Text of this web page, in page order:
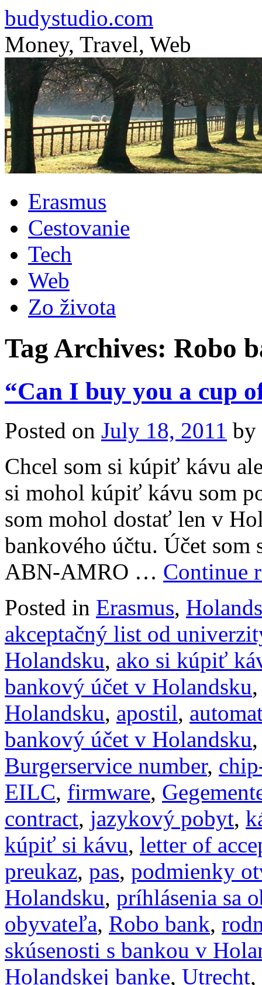
budystudio.com
Money, Travel, Web
to
contentErasmus
Cestovanie
Tech
Web
Zo života
Tag Archives: Robo
“Can I buy you a cup
Posted on July 18, 2011 by
Chcel som si kúpiť kávu
si mohol kúpiť kávu som
som mohol dostať len v
bankového účtu. Účet
ABN-AMRO … Continue
Posted in Erasmus,
akceptačný list od
Holandsku, ako si kúpiť
bankový účet v Holandsku
Holandsku, apostil,
bankový účet v Holandsku
Burgerservice number,
EILC, firmware,
contract, jazykový pobyt,
kúpiť si kávu, letter of
preukaz, pas, podmienky
Holandsku, príhlásenia sa
obyvateľa, Robo bank,
skúsenosti s bankou v
Holandskej banke, Utrecht,